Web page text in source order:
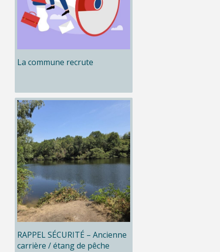
La commune recrute
RAPPEL SÉCURITÉ – Ancienne
carrière / étang de pêche